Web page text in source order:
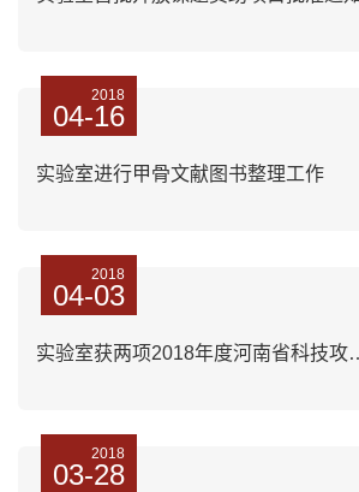
2018
04-16
实验室进行甲骨文献图书整理工作
2018
04-03
实验室获两项
2018
03-28